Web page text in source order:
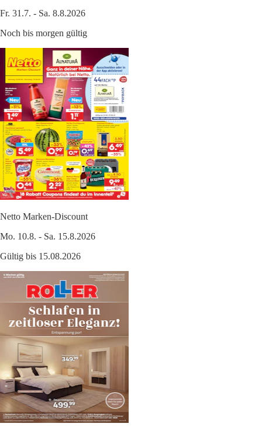
Fr. 31.7. - Sa. 8.8.2026
Noch bis morgen gültig
Netto Marken-Discount
Mo. 10.8. - Sa. 15.8.2026
Gültig bis 15.08.2026